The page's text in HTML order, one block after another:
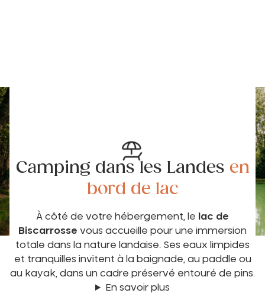
Camping dans les Landes en
bord de lac
À côté de votre hébergement, le
lac de
Biscarrosse vous accueille pour une immersion
totale dans la nature landaise. Ses eaux limpides
et tranquilles invitent à la baignade, au paddle ou
au kayak, dans un cadre préservé entouré de pins.
En savoir plus